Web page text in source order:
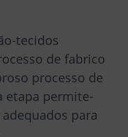
tecidos
de fabrico
processo de
etapa permite-
para